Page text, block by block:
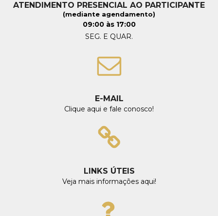
ATENDIMENTO PRESENCIAL AO PARTICIPANTE
(mediante agendamento)
09:00 às 17:00
SEG. E QUAR.
E-MAIL
Clique aqui e fale conosco!
LINKS ÚTEIS
Veja mais informações aqui!